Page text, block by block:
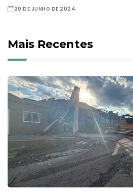
20 DE JUNHO DE 2024
Mais Recentes